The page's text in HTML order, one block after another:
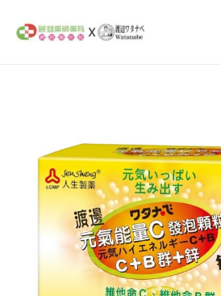
始
價
格：
前
價
格：
尋